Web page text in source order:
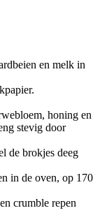
en melk in
honing en
stevig door
de brokjes deeg
in de oven, op 170
crumble repen